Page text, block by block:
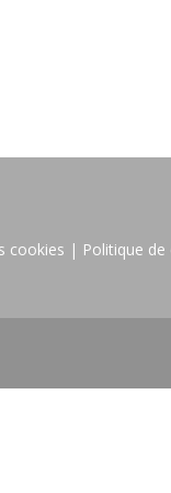
cookies | Politique